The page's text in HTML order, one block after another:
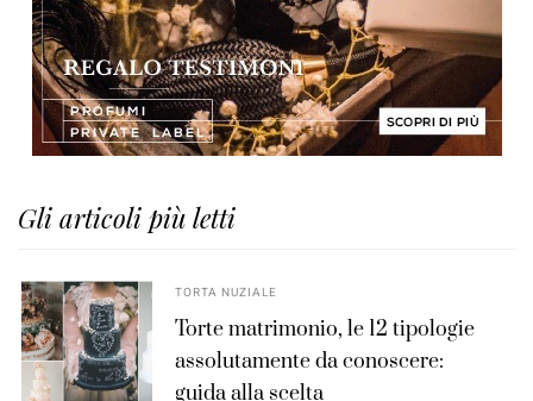
Gli articoli più letti
TORTA NUZIALE
Torte matrimonio, le 12 tipologie
assolutamente da conoscere:
guida alla scelta